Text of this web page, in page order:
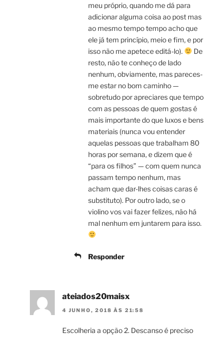
meu próprio, quando me dá para
adicionar alguma coisa ao post mas
ao mesmo tempo tempo acho que
ele já tem princípio, meio e fim, e por
isso não me apetece editá-lo).
De
resto, não te conheço de lado
nenhum, obviamente, mas pareces-
me estar no bom caminho —
sobretudo por apreciares que tempo
com as pessoas de quem gostas é
mais importante do que luxos e bens
materiais (nunca vou entender
aquelas pessoas que trabalham 80
horas por semana, e dizem que é
“para os filhos” — com quem nunca
passam tempo nenhum, mas
acham que dar-lhes coisas caras é
substituto). Por outro lado, se o
violino vos vai fazer felizes, não há
mal nenhum em juntarem para isso.
Responder
ateiados20maisx
4 JUNHO, 2018 ÀS 21:58
Escolheria a opção 2. Descanso é preciso